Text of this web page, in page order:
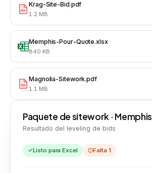
PDF
Krag-Site-Bid.pdf
1.2 MB
Memphis-Pour-Quote.xlsx
840 KB
PDF
Magnolia-Sitework.pdf
1.1 MB
Paquete de sitework · Memphis
Resultado del leveling de bids
Listo para Excel Falta 1